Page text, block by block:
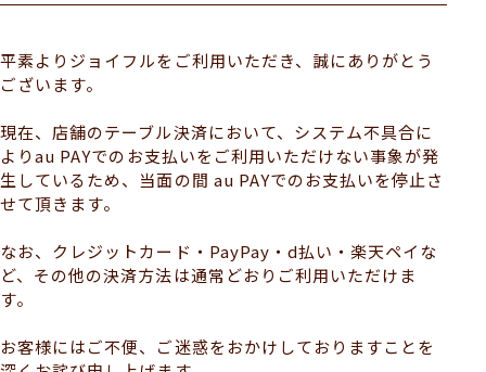
平素よりジョイフルをご利用いただき、誠にありがとう
ございます。
現在、店舗のテーブル決済において、システム不具合に
よりau PAYでのお支払いをご利用いただけない事象が発
生しているため、当面の間 au PAYでのお支払いを停止さ
せて頂きます。
なお、クレジットカード・PayPay・d払い・楽天ペイな
ど、その他の決済方法は通常どおりご利用いただけま
す。
お客様にはご不便、ご迷惑をおかけしておりますことを